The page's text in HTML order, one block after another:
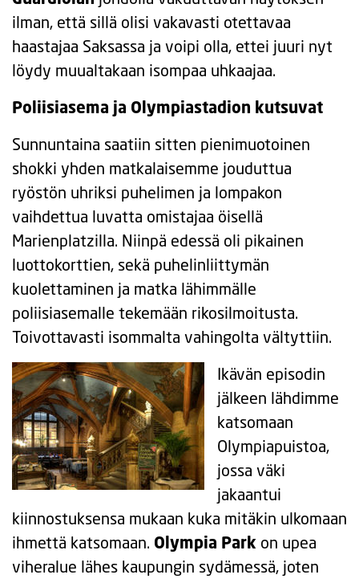
ilman, että sillä olisi vakavasti otettavaa
haastajaa Saksassa ja voipi olla, ettei juuri nyt
löydy muualtakaan isompaa uhkaajaa.
Poliisiasema ja Olympiastadion kutsuvat
Sunnuntaina saatiin sitten pienimuotoinen
shokki yhden matkalaisemme jouduttua
ryöstön uhriksi puhelimen ja lompakon
vaihdettua luvatta omistajaa öisellä
Marienplatzilla. Niinpä edessä oli pikainen
luottokorttien, sekä puhelinliittymän
kuolettaminen ja matka lähimmälle
poliisiasemalle tekemään rikosilmoitusta.
Toivottavasti isommalta vahingolta vältyttiin.
Ikävän episodin
jälkeen lähdimme
katsomaan
Olympiapuistoa,
jossa väki
jakaantui
kiinnostuksensa mukaan kuka mitäkin ulkomaan
ihmettä katsomaan. Olympia Park on upea
viheralue lähes kaupungin sydämessä, joten